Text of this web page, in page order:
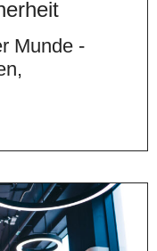
Munde -